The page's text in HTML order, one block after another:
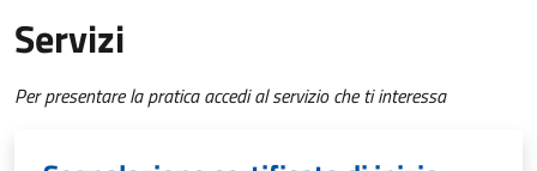
Servizi
Per presentare la pratica accedi al servizio che ti interessa